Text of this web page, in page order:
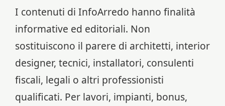
I contenuti di InfoArredo hanno finalità
informative ed editoriali. Non
sostituiscono il parere di architetti, interior
designer, tecnici, installatori, consulenti
fiscali, legali o altri professionisti
qualificati. Per lavori, impianti, bonus,